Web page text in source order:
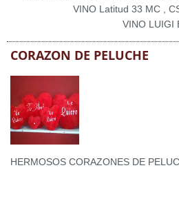
VINO Latitud 33 MC ,
VINO LUIGI
CORAZON DE PELUCHE
HERMOSOS CORAZONES DE